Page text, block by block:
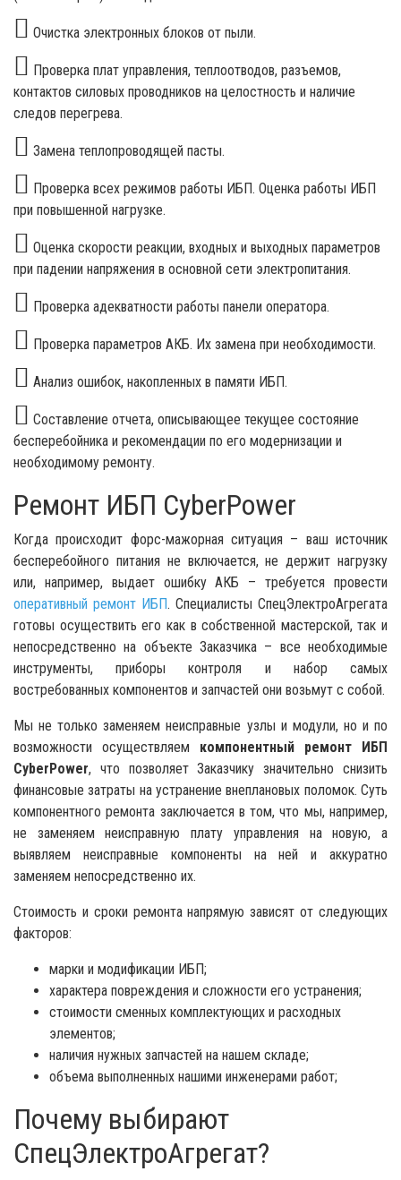
Очистка электронных блоков от пыли.
Проверка плат управления, теплоотводов, разъемов,
контактов силовых проводников на целостность и наличие
следов перегрева.
Замена теплопроводящей пасты.
Проверка всех режимов работы ИБП. Оценка работы ИБП
при повышенной нагрузке.
Оценка скорости реакции, входных и выходных параметров
при падении напряжения в основной сети электропитания.
Проверка адекватности работы панели оператора.
Проверка параметров АКБ. Их замена при необходимости.
Анализ ошибок, накопленных в памяти ИБП.
Составление отчета, описывающее текущее состояние
бесперебойника и рекомендации по его модернизации и
необходимому ремонту.
Ремонт ИБП CyberPower
Когда происходит форс-мажорная ситуация – ваш источник
бесперебойного питания не включается, не держит нагрузку
или, например, выдает ошибку АКБ – требуется провести
оперативный ремонт ИБП. Специалисты СпецЭлектроАгрегата
готовы осуществить его как в собственной мастерской, так и
непосредственно на объекте Заказчика – все необходимые
инструменты, приборы контроля и набор самых
востребованных компонентов и запчастей они возьмут с собой.
Мы не только заменяем неисправные узлы и модули, но и по
возможности осуществляем компонентный ремонт ИБП
CyberPower, что позволяет Заказчику значительно снизить
финансовые затраты на устранение внеплановых поломок. Суть
компонентного ремонта заключается в том, что мы, например,
не заменяем неисправную плату управления на новую, а
выявляем неисправные компоненты на ней и аккуратно
заменяем непосредственно их.
Стоимость и сроки ремонта напрямую зависят от следующих
факторов:
марки и модификации ИБП;
характера повреждения и сложности его устранения;
стоимости сменных комплектующих и расходных
элементов;
наличия нужных запчастей на нашем складе;
объема выполненных нашими инженерами работ;
Почему выбирают
СпецЭлектроАгрегат?